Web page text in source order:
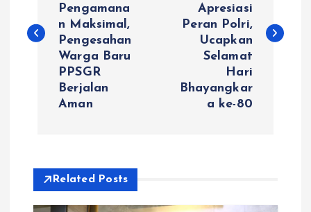
v
i
Pengamana
n Maksimal,
Pengesahan
Warga Baru
PPSGR
Berjalan
Aman
Apresiasi
Peran Polri,
Ucapkan
Selamat
Hari
Bhayangkar
a ke-80
Related Posts